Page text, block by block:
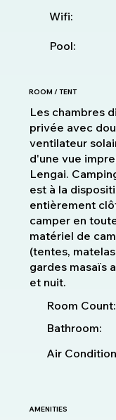
Wifi:
Pool:
ROOM / TENT
Les chambres
privée avec
ventilateur
d'une vue
Lengai.
est à la
entièrement
camper en
matériel de
(tentes,
gardes masaïs
et nuit.
Room Count:
Bathroom:
Air
AMENITIES